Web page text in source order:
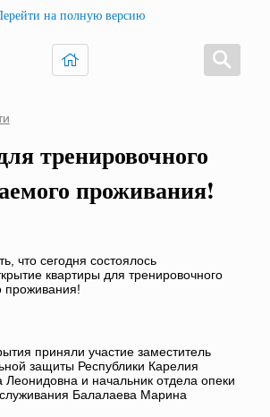
на полную версию
тренировочного
проживания!
что сегодня состоялось
квартиры для тренировочного
проживания!
приняли участие заместитель
защиты Республики Карелия
Леонидовна и начальник отдела опеки
Балалаева Марина